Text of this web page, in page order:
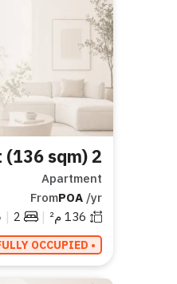
2 Bedroom Apartment (136 sqm)
Apartment
FromPOA /yr
136 م² |
2
|
• FULLY OCCUPIED